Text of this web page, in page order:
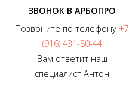
ЗВОНОК В АРБОПРО
Позвоните по телефону +7
(916) 431-80-44
Вам ответит наш
специалист Антон